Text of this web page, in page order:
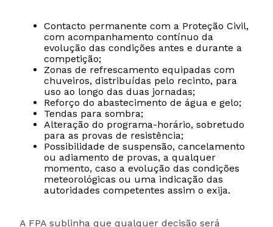
Contacto permanente com a Proteção Civil,
com acompanhamento contínuo da
evolução das condições antes e durante a
competição;
Zonas de refrescamento equipadas com
chuveiros, distribuídas pelo recinto, para
uso ao longo das duas jornadas;
Reforço do abastecimento de água e gelo;
Tendas para sombra;
Alteração do programa-horário, sobretudo
para as provas de resistência;
Possibilidade de suspensão, cancelamento
ou adiamento de provas, a qualquer
momento, caso a evolução das condições
meteorológicas ou uma indicação das
autoridades competentes assim o exija.
A FPA sublinha que qualquer decisão será